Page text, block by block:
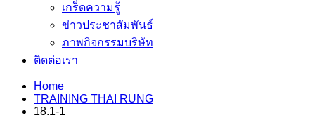
เกร็ดความรู้
ข่าวประชาสัมพันธ์
ภาพกิจกรรมบริษัท
ติดต่อเรา
Home
TRAINING THAI RUNG
18.1-1